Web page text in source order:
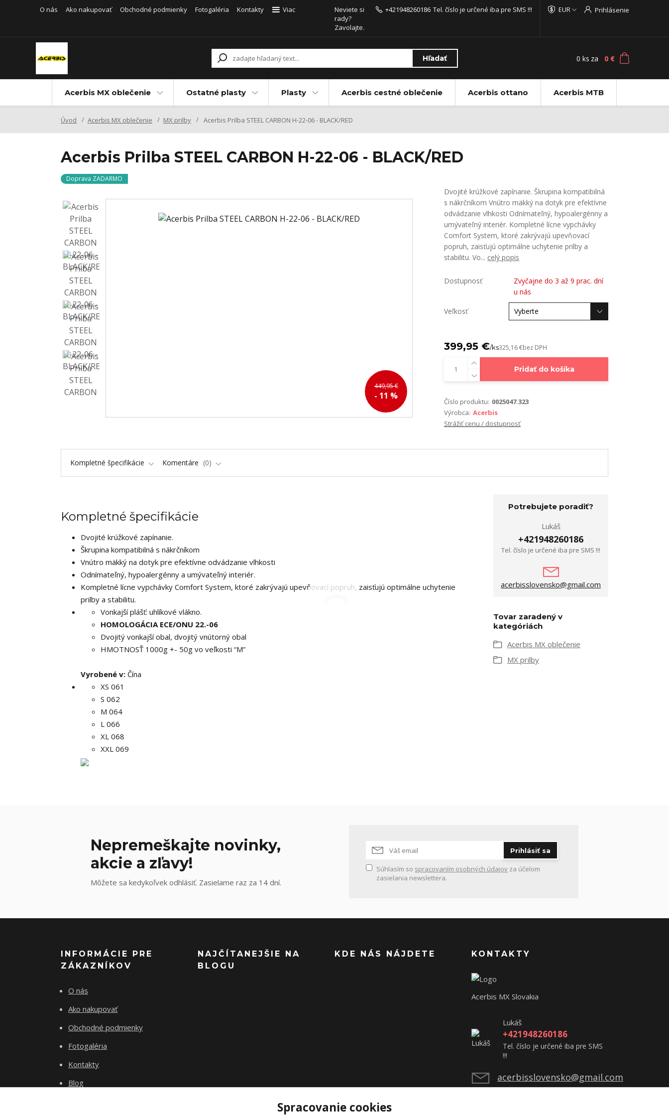
O nás Ako nakupovať Obchodné podmienky Fotogaléria Kontakty Viac EUR Prihlásenie
Hľadať
Neviete si
rady?
Zavolajte.
+421948260186 Tel. číslo je určené iba pre SMS !!!
0 ks za 0 €
Acerbis MX oblečenie Ostatné plasty Plasty Acerbis cestné oblečenie Acerbis ottano Acerbis MTB
Úvod Acerbis MX oblečenie MX prilby Acerbis Prilba STEEL CARBON H-22-06 - BLACK/RED
Acerbis Prilba STEEL CARBON H-22-06 - BLACK/RED
Doprava ZADARMO
449,95 €
- 11 %
Dvojité krúžkové zapínanie. Škrupina kompatibilná
s nákrčníkom Vnútro mäkký na dotyk pre efektívne
odvádzanie vlhkosti Odnímateľný, hypoalergénny a
umývateľný interiér. Kompletné lícne vypchávky
Comfort System, ktoré zakrývajú upevňovací
popruh, zaisťujú optimálne uchytenie prilby a
stabilitu. Vo... celý popis
Dostupnosť
Zvyčajne do 3 až 9 prac. dní
u nás
Veľkosť
399,95 €/ks325,16 €bez DPH
Pridať do košíka
Číslo produktu: 0025047.323
Výrobca: Acerbis
Strážiť cenu / dostupnosť
Kompletné špecifikácie Komentáre 0
Kompletné špecifikácie
Dvojité krúžkové zapínanie.
Škrupina kompatibilná s nákrčníkom
Vnútro mäkký na dotyk pre efektívne odvádzanie vlhkosti
Odnímateľný, hypoalergénny a umývateľný interiér.
Kompletné lícne vypchávky Comfort System, ktoré zakrývajú upevňovací popruh, zaisťujú optimálne uchytenie
prilby a stabilitu.
Vonkajší plášť: uhlíkové vlákno.
HOMOLOGÁCIA ECE/ONU 22.-06
Dvojitý vonkajší obal, dvojitý vnútorný obal
HMOTNOSŤ 1000g +- 50g vo veľkosti “M”
Vyrobené v: Čína
XS 061
S 062
M 064
L 066
XL 068
XXL 069
Potrebujete poradiť?
Lukáš
+421948260186
Tel. číslo je určené iba pre SMS !!!
acerbisslovensko@gmail.com
Tovar zaradený v
kategóriách
Acerbis MX oblečenie
MX prilby
Nepremeškajte novinky,
akcie a zľavy!
Môžete sa kedykoľvek odhlásiť. Zasielame raz za 14 dní.
Prihlásiť sa
Súhlasím so spracovaním osobných údajov za účelom
zasielania newslettera.
INFORMÁCIE PRE
ZÁKAZNÍKOV
O nás
Ako nakupovať
Obchodné podmienky
Fotogaléria
Kontakty
Blog
NAJČÍTANEJŠIE NA
BLOGU
KDE NÁS NÁJDETE KONTAKTY
Acerbis MX Slovakia
Lukáš
+421948260186
Tel. číslo je určené iba pre SMS
!!!
acerbisslovensko@gmail.com
Spracovanie cookies